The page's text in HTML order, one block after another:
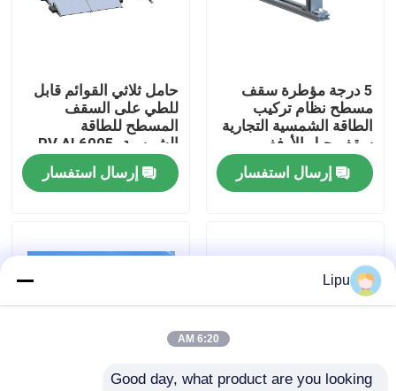
معلومات عنا
جولة في المعمل
اتصل بنا
أنظمة تركيب الطاقة الشمسية الكهروضوئية
5 درجة مؤطرة سقف
مسطح نظام تركيب
الطاقة الشمسية التجارية
سقف جبل الأرفف
الشمسية
إرسال استفسار
حامل ثلاثي القوائم قابل
للطي على السقف
المسطح للطاقة
الشمسية. PV AL6005
لوحة جبل
إرسال استفسار
Lipu
6:20 AM
Good day, what product are you looking